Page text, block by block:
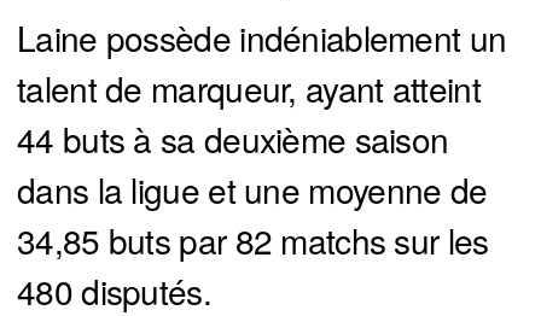
Laine possède indéniablement un
talent de marqueur, ayant atteint
44 buts à sa deuxième saison
dans la ligue et une moyenne de
34,85 buts par 82 matchs sur les
480 disputés.